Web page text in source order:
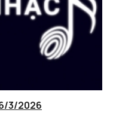
3/2026